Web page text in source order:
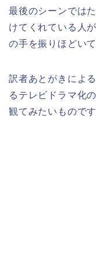
最後のシーンでは
けてくれている人
の手を振りほどい
訳者あとがきによ
るテレビドラマ化
観てみたいものです